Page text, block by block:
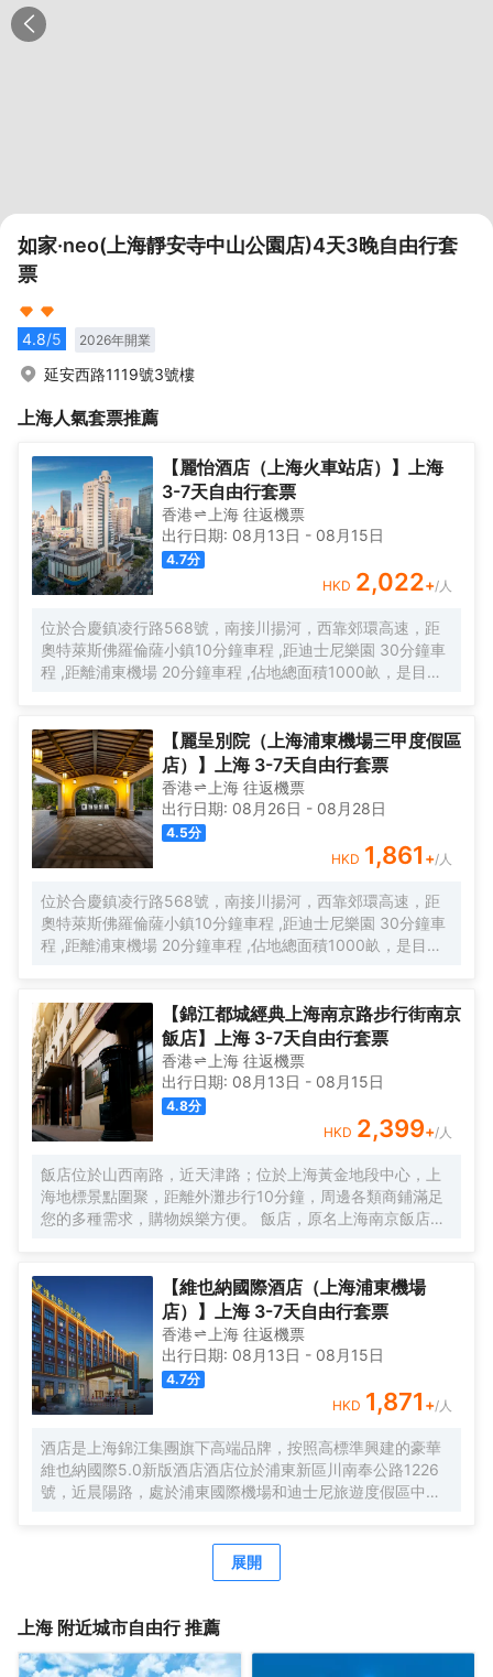
如家·neo(上海靜安寺中山公園店)4天3晚自由行套
票
4.8/5 2026年開業
延安西路1119號3號樓
上海人氣套票推薦
【麗怡酒店（上海火車站店）】上海
3-7天自由行套票
香港 上海 往返機票
出行日期: 08月13日 - 08月15日
4.7分
HKD 2,022+/人
位於合慶鎮凌行路568號，南接川揚河，西靠郊環高速，距
奧特萊斯佛羅倫薩小鎮10分鐘車程 ,距迪士尼樂園 30分鐘車
程 ,距離浦東機場 20分鐘車程 ,佔地總面積1000畝，是目前
培訓於一體的綜合度假景區。 酒店整體以蘇式園林為主調，
精緻、古樸的四合院酒店 古色古香、花草蘢葱、鳥語花香 配
以現代化的設施以及標準化、人性化的服務。
【麗呈別院（上海浦東機場三甲度假區
店）】上海 3-7天自由行套票
香港 上海 往返機票
出行日期: 08月26日 - 08月28日
4.5分
HKD 1,861 +/人
位於合慶鎮凌行路568號，南接川揚河，西靠郊環高速，距
奧特萊斯佛羅倫薩小鎮10分鐘車程 ,距迪士尼樂園 30分鐘車
程 ,距離浦東機場 20分鐘車程 ,佔地總面積1000畝，是目前
培訓於一體的綜合度假景區。 酒店整體以蘇式園林為主調，
精緻、古樸的四合院酒店 古色古香、花草蘢葱、鳥語花香 配
以現代化的設施以及標準化、人性化的服務。
【錦江都城經典上海南京路步行街南京
飯店】上海 3-7天自由行套票
香港 上海 往返機票
出行日期: 08月13日 - 08月15日
4.8分
HKD 2,399+/人
飯店位於山西南路，近天津路；位於上海黃金地段中心，上
海地標景點圍聚，距離外灘步行10分鐘，周邊各類商鋪滿足
您的多種需求，購物娛樂方便。 飯店，原名上海南京飯店。
上海文壇人士聚會的場所，文壇巨匠巴金、魯迅等都曾和南
京飯店結下不解之緣，是巴金早期宴請賓客及重大宴請之
地。 飯店配有無線WIFI、中西式自助餐廳、大堂吧、會議
室，自助餐廳提供營養、豐富、藝術的自助早餐，多種選擇
的午晚餐，每日下午2點至4點提供“社交時光”供您享用飲
料、小食，飯店是您旅遊、商務的上佳選擇。
【維也納國際酒店（上海浦東機場
店）】上海 3-7天自由行套票
香港 上海 往返機票
出行日期: 08月13日 - 08月15日
4.7分
HKD 1,871 +/人
酒店是上海錦江集團旗下高端品牌，按照高標準興建的豪華
維也納國際5.0新版酒店酒店位於浦東新區川南奉公路1226
號，近晨陽路，處於浦東國際機場和迪士尼旅遊度假區中間
離浦東國際機場，僅有15分鐘車程。距離上海國際旅遊度假
區（迪士尼樂園），僅有20分鐘車程。可便捷到達地鐵2號
資源眾多，有上海新國際博覽中心、佛羅倫薩奧特萊斯購物
海旅遊區等。 酒店是錦江酒店（中國區）旗下的中端連鎖品
展開
上海 附近城市自由行 推薦